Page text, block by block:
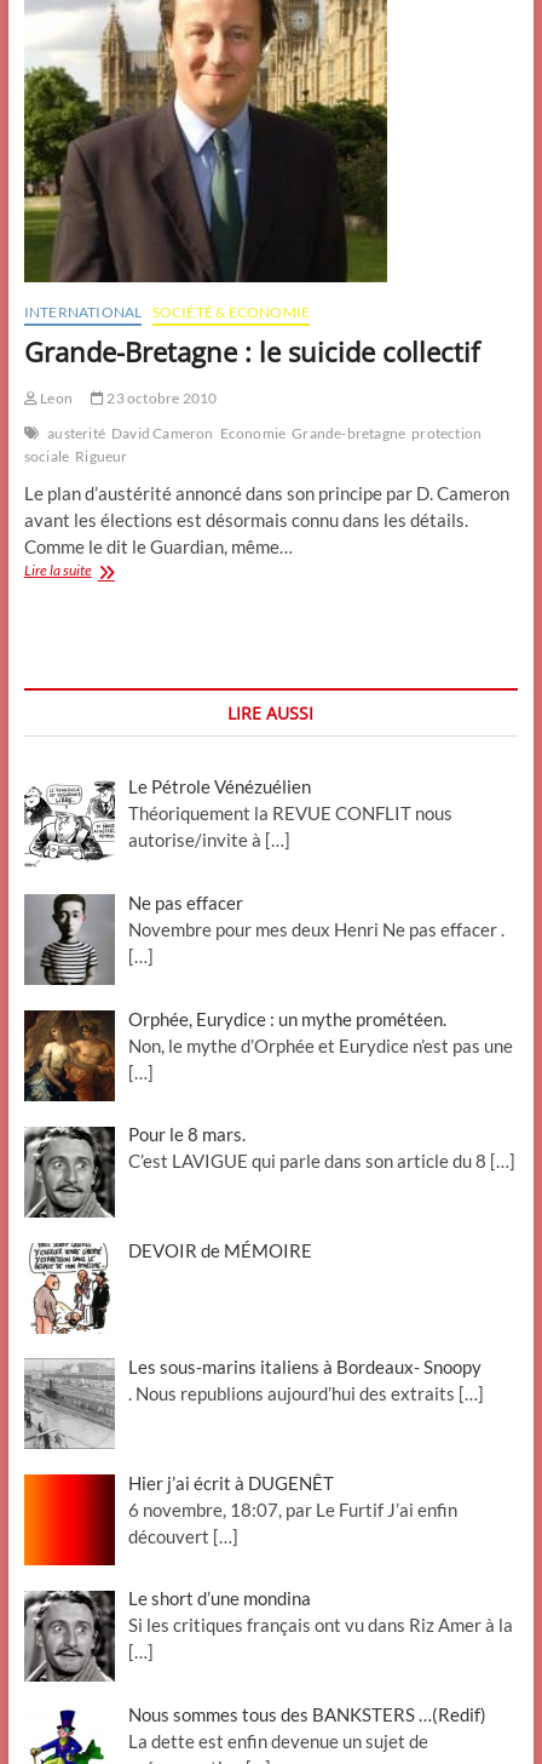
INTERNATIONAL SOCIÉTÉ & ECONOMIE
Grande-Bretagne : le suicide collectif
Leon
23 octobre 2010
austerité David Cameron Economie Grande-bretagne protection
sociale Rigueur
Le plan d’austérité annoncé dans son principe par D. Cameron
avant les élections est désormais connu dans les détails.
Comme le dit le Guardian, même…
Lire la suiteGrande-
LIRE AUSSI
Le Pétrole Vénézuélien
Théoriquement la REVUE CONFLIT nous
autorise/invite à […]
Ne pas effacer
Novembre pour mes deux Henri Ne pas effacer .
[…]
Orphée, Eurydice : un mythe prométéen.
Non, le mythe d’Orphée et Eurydice n’est pas une
[…]
Pour le 8 mars.
C’est LAVIGUE qui parle dans son article du 8 […]
DEVOIR de MÉMOIRE
Les sous-marins italiens à Bordeaux- Snoopy
. Nous republions aujourd’hui des extraits […]
Hier j’ai écrit à DUGENÊT
6 novembre, 18:07, par Le Furtif J’ai enfin
découvert […]
Le short d’une mondina
Si les critiques français ont vu dans Riz Amer à la
[…]
Nous sommes tous des BANKSTERS …(Redif)
La dette est enfin devenue un sujet de